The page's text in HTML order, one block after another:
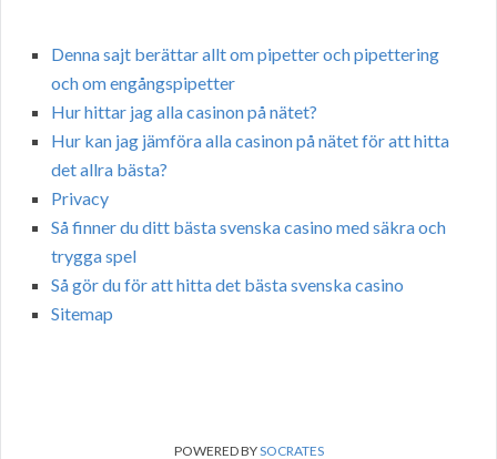
Denna sajt berättar allt om pipetter och pipettering
och om engångspipetter
Hur hittar jag alla casinon på nätet?
Hur kan jag jämföra alla casinon på nätet för att hitta
det allra bästa?
Privacy
Så finner du ditt bästa svenska casino med säkra och
trygga spel
Så gör du för att hitta det bästa svenska casino
Sitemap
POWERED BYSOCRATES